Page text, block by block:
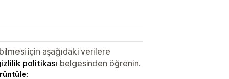
için aşağıdaki verilere
politikası belgesinden öğrenin.